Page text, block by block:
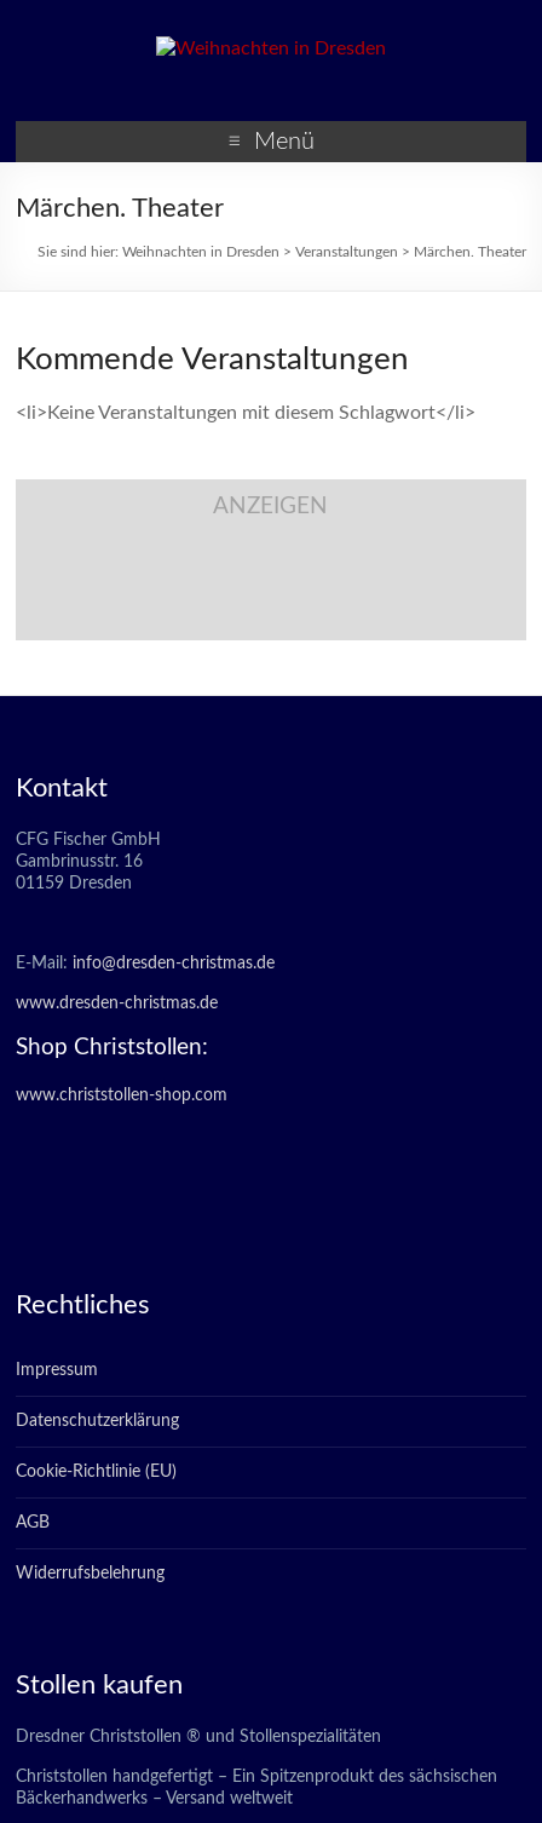
Veranstaltungen zur
Weihnachtszeit
Menü
Märchen. Theater
Sie sind hier: Weihnachten in Dresden > Veranstaltungen > Märchen. Theater
Kommende Veranstaltungen
<li>Keine Veranstaltungen mit diesem Schlagwort</li>
ANZEIGEN
Kontakt
CFG Fischer GmbH
Gambrinusstr. 16
01159 Dresden
E-Mail: info@dresden-christmas.de
www.dresden-christmas.de
Shop Christstollen:
www.christstollen-shop.com
Rechtliches
Impressum
Datenschutzerklärung
Cookie-Richtlinie (EU)
AGB
Widerrufsbelehrung
Stollen kaufen
Dresdner Christstollen ® und Stollenspezialitäten
Christstollen handgefertigt – Ein Spitzenprodukt des sächsischen
Bäckerhandwerks – Versand weltweit